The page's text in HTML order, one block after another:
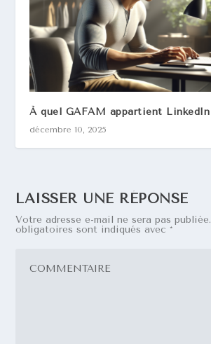
À quel GAFAM appartient LinkedIn
décembre 10, 2025
LAISSER UNE RÉPONSE
Votre adresse e-mail ne sera pas publiée.
obligatoires sont indiqués avec *